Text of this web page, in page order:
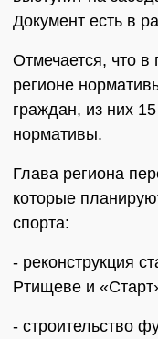
Документ есть в
Отмечается, что
регионе
граждан, из них
нормативы.
Глава региона
которые
спорта:
- реконструкция
Ртищеве и
- строительство